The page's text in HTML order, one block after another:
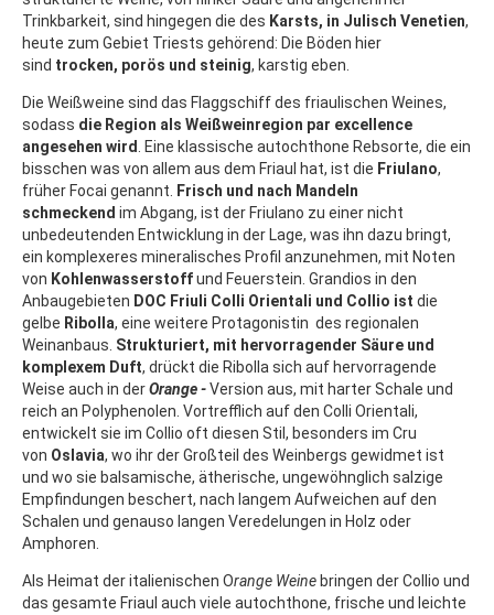
Trinkbarkeit, sind hingegen die des Karsts, in Julisch Venetien,
heute zum Gebiet Triests gehörend: Die Böden hier
sind trocken, porös und steinig, karstig eben.
Die Weißweine sind das Flaggschiff des friaulischen Weines,
sodass die Region als Weißweinregion par excellence
angesehen wird. Eine klassische autochthone Rebsorte, die ein
bisschen was von allem aus dem Friaul hat, ist die Friulano,
früher Focai genannt. Frisch und nach Mandeln
schmeckend im Abgang, ist der Friulano zu einer nicht
unbedeutenden Entwicklung in der Lage, was ihn dazu bringt,
ein komplexeres mineralisches Profil anzunehmen, mit Noten
von Kohlenwasserstoffund Feuerstein. Grandios in den
Anbaugebieten DOC Friuli Colli Orientali und Collio ist die
gelbe Ribolla, eine weitere Protagonistin des regionalen
Weinanbaus. Strukturiert, mit hervorragender Säure und
komplexem Duft, drückt die Ribolla sich auf hervorragende
Weise auch in derOrange -Version aus, mit harter Schale und
reich an Polyphenolen. Vortrefflich auf den Colli Orientali,
entwickelt sie im Collio oft diesen Stil, besonders im Cru
von Oslavia, wo ihr der Großteil des Weinbergs gewidmet ist
und wo sie balsamische, ätherische, ungewöhnglich salzige
Empfindungen beschert, nach langem Aufweichen auf den
Schalen und genauso langen Veredelungen in Holz oder
Amphoren.
Als Heimat der italienischen Orange Weine bringen der Collio und
das gesamte Friaul auch viele autochthone, frische und leichte